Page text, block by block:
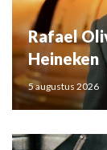
Rafael
Heineken
5 augustus 2026